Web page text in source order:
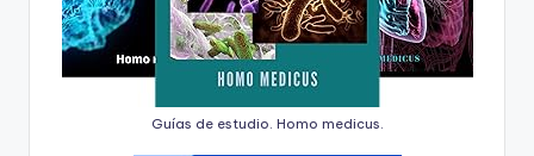
Guías de estudio. Homo medicus.